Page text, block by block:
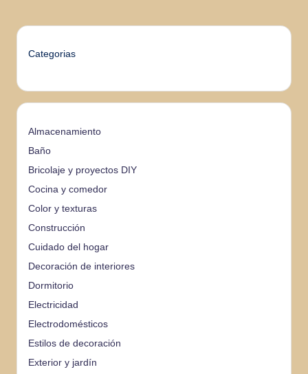
Categorias
Almacenamiento
Baño
Bricolaje y proyectos DIY
Cocina y comedor
Color y texturas
Construcción
Cuidado del hogar
Decoración de interiores
Dormitorio
Electricidad
Electrodomésticos
Estilos de decoración
Exterior y jardín